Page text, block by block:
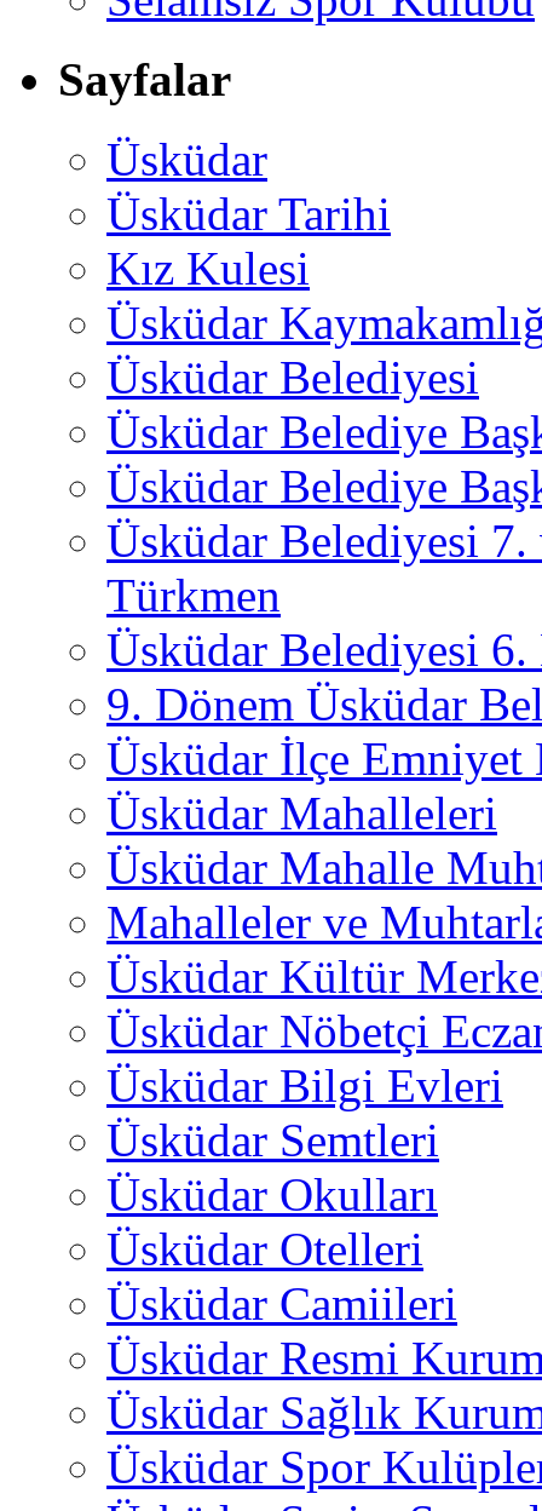
Sayfalar
Üsküdar
Üsküdar Tarihi
Kız Kulesi
Üsküdar
Üsküdar Belediyesi
Üsküdar Belediye
Üsküdar Belediye
Üsküdar Belediyesi
Türkmen
Üsküdar Belediyesi 6.
9. Dönem Üsküdar
Üsküdar İlçe
Üsküdar Mahalleleri
Üsküdar Mahalle
Mahalleler ve
Üsküdar Kültür
Üsküdar Nöbetçi
Üsküdar Bilgi Evleri
Üsküdar Semtleri
Üsküdar Okulları
Üsküdar Otelleri
Üsküdar Camiileri
Üsküdar Resmi
Üsküdar Sağlık
Üsküdar Spor